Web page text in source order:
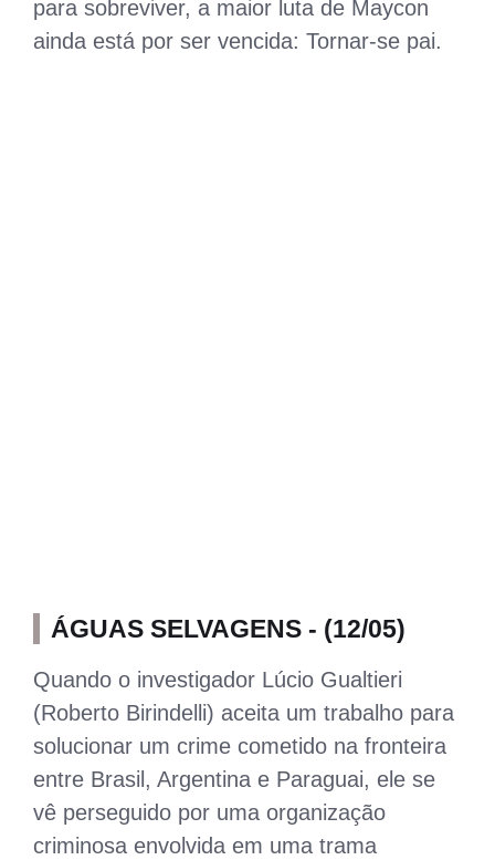
para sobreviver, a maior luta de Maycon
ainda está por ser vencida: Tornar-se pai.
ÁGUAS SELVAGENS - (12/05)
Quando o investigador Lúcio Gualtieri
(Roberto Birindelli) aceita um trabalho para
solucionar um crime cometido na fronteira
entre Brasil, Argentina e Paraguai, ele se
vê perseguido por uma organização
criminosa envolvida em uma trama